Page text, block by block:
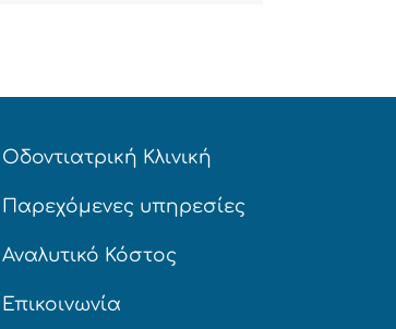
Οδοντιατρική Κλινική
Παρεχόμενες υπηρεσίες
Αναλυτικό Κόστος
Επικοινωνία